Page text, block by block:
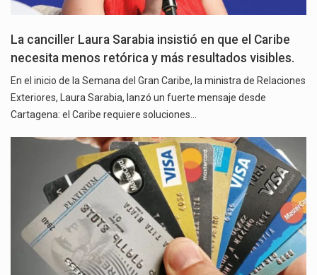
La canciller Laura Sarabia insistió en que el Caribe
necesita menos retórica y más resultados visibles.
En el inicio de la Semana del Gran Caribe, la ministra de Relaciones
Exteriores, Laura Sarabia, lanzó un fuerte mensaje desde
Cartagena: el Caribe requiere soluciones…